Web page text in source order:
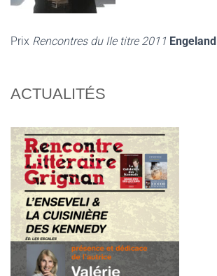
Prix Rencontres du IIe titre 2011 Engeland
ACTUALITÉS